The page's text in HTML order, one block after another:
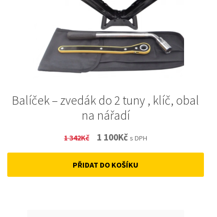
Balíček – zvedák do 2 tuny , klíč, obal
na nářadí
1 342Kč
Original
price
was:
1 100KčCurrent
price
is:
s DPH
PŘIDAT DO KOŠÍKU